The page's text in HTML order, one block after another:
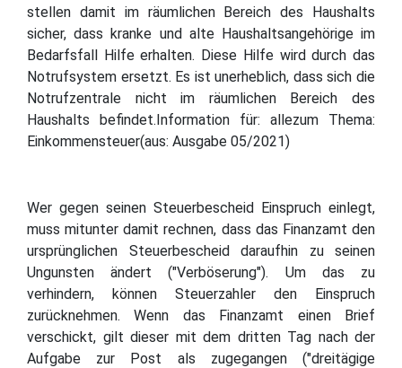
stellen damit im räumlichen Bereich des Haushalts
sicher, dass kranke und alte Haushaltsangehörige im
Bedarfsfall Hilfe erhalten. Diese Hilfe wird durch das
Notrufsystem ersetzt. Es ist unerheblich, dass sich die
Notrufzentrale nicht im räumlichen Bereich des
Haushalts befindet.Information für: allezum Thema:
Einkommensteuer(aus: Ausgabe 05/2021)
Wer gegen seinen Steuerbescheid Einspruch einlegt,
muss mitunter damit rechnen, dass das Finanzamt den
ursprünglichen Steuerbescheid daraufhin zu seinen
Ungunsten ändert ("Verböserung"). Um das zu
verhindern, können Steuerzahler den Einspruch
zurücknehmen. Wenn das Finanzamt einen Brief
verschickt, gilt dieser mit dem dritten Tag nach der
Aufgabe zur Post als zugegangen ("dreitägige